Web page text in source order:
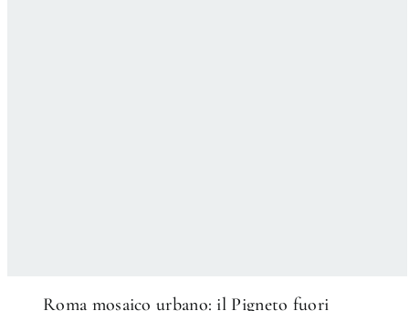
Roma mosaico urbano: il Pigneto fuori